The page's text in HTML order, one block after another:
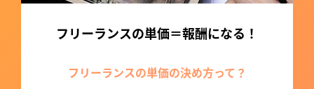
フリーランスの単価＝報酬になる！
フリーランスの単価の決め方って？